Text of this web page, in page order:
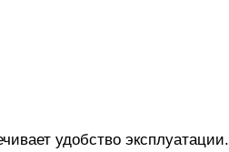
удобство эксплуатации.